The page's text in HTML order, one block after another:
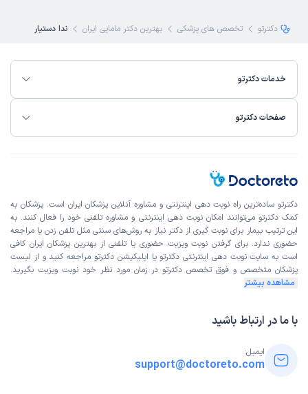
دکترتو تخصص های پزشکی بهترین دکتر مامایی ایران ندا دستیار
خدمات دکترتو
صفحات دکترتو
دکترتو ساده‌ترین راه نوبت‌ دهی اینترنتی و مشاوره آنلاین پزشکان ایران است. پزشکان به
کمک دکترتو می‌توانند امکان نوبت دهی اینترنتی و مشاوره تلفنی خود را فعال کنند. به
این ترتیب بیمار برای نوبت گیری از دکتر نیاز به روش‌های سنتی مثل تلفن زدن یا مراجعه
حضوری ندارد. برای گرفتن نوبت ویزیت حضوری یا تلفنی از بهترین پزشکان ایران کافی
است به سایت نوبت دهی اینترنتی دکترتو یا اپلیکیشن دکترتو مراجعه کنید و از لیست
پزشکان متخصص و فوق تخصص دکترتو در زمان مورد نظر خود نوبت ویزیت بگیرید.
مشاهده بیشتر
با ما در ارتباط باشید
ایمیل:
support@doctoreto.com